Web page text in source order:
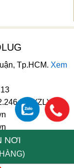
NƠI
Tp.HCM. Xem
(ZL)